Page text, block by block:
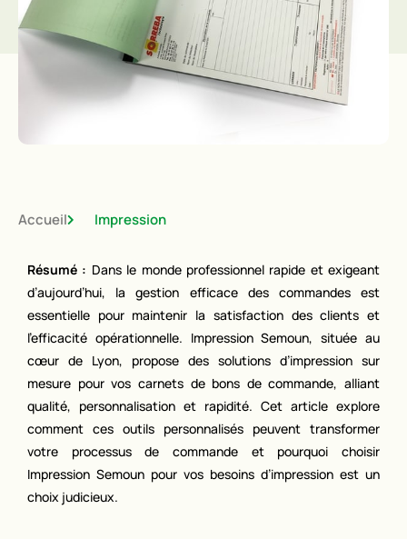
Accueil Impression
Résumé : Dans le monde professionnel rapide et exigeant
d’aujourd’hui, la gestion efficace des commandes est
essentielle pour maintenir la satisfaction des clients et
l’efficacité opérationnelle. Impression Semoun, située au
cœur de Lyon, propose des solutions d’impression sur
mesure pour vos carnets de bons de commande, alliant
qualité, personnalisation et rapidité. Cet article explore
comment ces outils personnalisés peuvent transformer
votre processus de commande et pourquoi choisir
Impression Semoun pour vos besoins d’impression est un
choix judicieux.